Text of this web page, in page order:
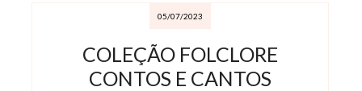
05/07/2023
COLEÇÃO FOLCLORE
CONTOS E CANTOS